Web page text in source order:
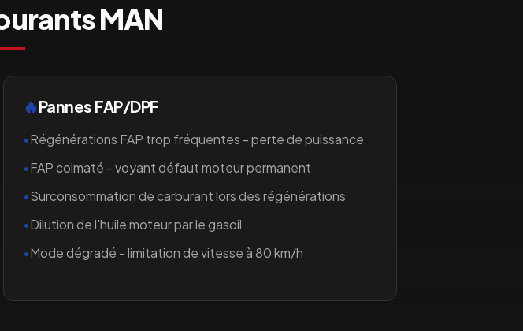
MAN
🔥Pannes FAP/DPF
•Régénérations FAP trop fréquentes - perte de puissance
•FAP colmaté - voyant défaut moteur permanent
•Surconsommation de carburant lors des régénérations
•Dilution de l'huile moteur par le gasoil
•Mode dégradé - limitation de vitesse à 80 km/h